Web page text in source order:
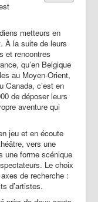
metteurs en
À la suite de leurs
et rencontres
qu’en Belgique
au Moyen-Orient,
Canada, c’est en
de déposer leurs
aventure qui
jeu et en écoute
vers une
une forme scénique
Le choix
de recherche :
d’artistes.